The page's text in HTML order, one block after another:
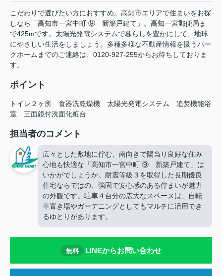
こだわりで選びたい方におすすめ。高知市エリアで住まいをお探
しなら「高知市一宮中町 ⑨ 新築戸建て」。高知一宮郵便局ま
で425mです。太陽光発電システムで暮らしを豊かにして、地球
にやさしい生活をしましょう。多種多様な不動産情報を扱うパー
クホームまでのご連絡は、0120-927-255からお待ちしておりま
す。
ポイント
トイレ２ヶ所 食器洗乾燥機 太陽光発電システム
追焚機能浴
室
三面鏡付洗面化粧台
担当者のコメント
広々とした敷地に佇む、南向きで陽当り良好な住み
心地も快適な「高知市一宮中町 ⑨ 新築戸建て」は
いかがでしょうか。耐震等級３を取得した長期優良
住宅ならではの、強固で安心感のある佇まいが魅力
の外観です。駐車４台分の広大なスペースは、自転
車置き場やガーデニングとしてもマルチに活用でき
るゆとりがあります。
無料 LINEからお問い合わせ